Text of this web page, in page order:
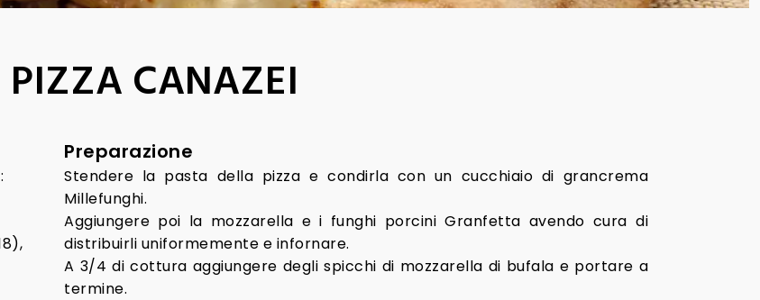
PIZZA CANAZEI
Preparazione
Stendere la pasta della pizza e condirla con un cucchiaio di grancrema
Millefunghi.
Aggiungere poi la mozzarella e i funghi porcini Granfetta avendo cura di
distribuirli uniformemente e infornare.
A 3/4 di cottura aggiungere degli spicchi di mozzarella di bufala e portare a
termine.